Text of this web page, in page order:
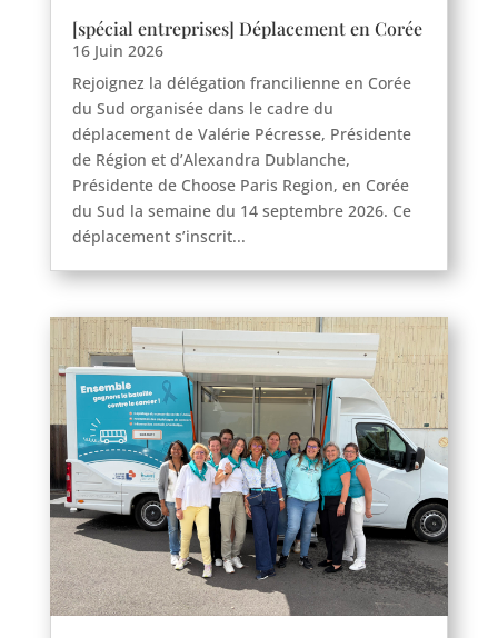
Le Perchay
Longuesse
Marines
Montgeroult
Moussy
Neuilly-en-vexin
Nucourt
Sagy
Santeuil
Themericourt
Theuville
Us
Vigny
[spécial entreprises] Déplacement en Corée
16 Juin 2026
Rejoignez la délégation francilienne en Corée
du Sud organisée dans le cadre du
déplacement de Valérie Pécresse, Présidente
de Région et d’Alexandra Dublanche,
Présidente de Choose Paris Region, en Corée
du Sud la semaine du 14 septembre 2026. Ce
déplacement s’inscrit...